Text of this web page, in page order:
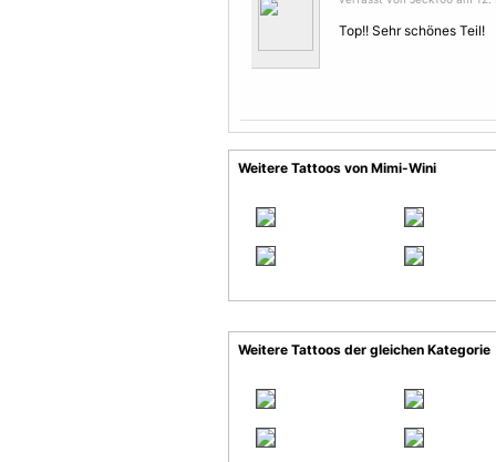
Top!! Sehr schönes Teil!
Weitere Tattoos von Mimi-Wini
Weitere Tattoos der gleichen Kategorie